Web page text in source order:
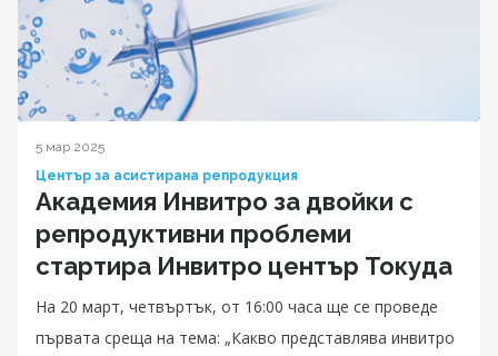
5 мар 2025
Център за асистирана репродукция
Академия Инвитро за двойки с
репродуктивни проблеми
стартира Инвитро център Токуда
На 20 март, четвъртък, от 16:00 часа ще се проведе
първата среща на тема: „Какво представлява инвитро